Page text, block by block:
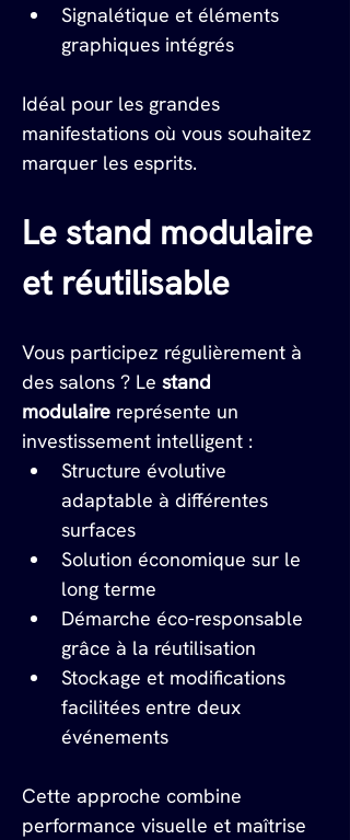
Signalétique et éléments
graphiques intégrés
Idéal pour les grandes
manifestations où vous souhaitez
marquer les esprits.
Le stand modulaire
et réutilisable
Vous participez régulièrement à
des salons ? Le stand
modulaire représente un
investissement intelligent :
Structure évolutive
adaptable à différentes
surfaces
Solution économique sur le
long terme
Démarche éco-responsable
grâce à la réutilisation
Stockage et modifications
facilitées entre deux
événements
Cette approche combine
performance visuelle et maîtrise